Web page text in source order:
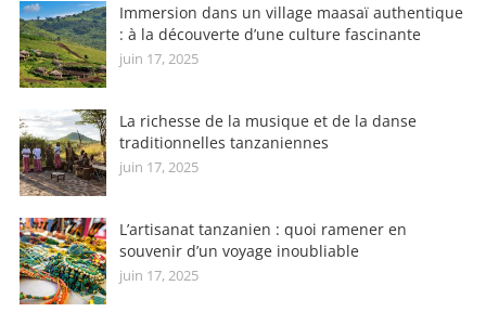
Immersion dans un village maasaï authentique
: à la découverte d’une culture fascinante
juin 17, 2025
La richesse de la musique et de la danse
traditionnelles tanzaniennes
juin 17, 2025
L’artisanat tanzanien : quoi ramener en
souvenir d’un voyage inoubliable
juin 17, 2025